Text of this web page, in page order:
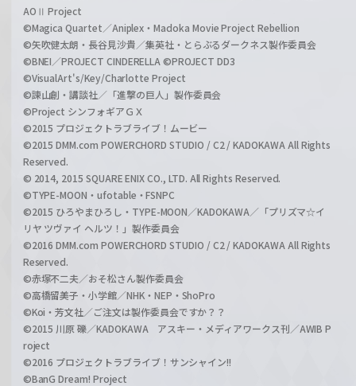
AOⅡ Project
©Magica Quartet／Aniplex・Madoka Movie Project Rebellion
©矢吹健太朗・長谷見沙貴／集英社・とらぶるダークネス製作委員会
©BNEI／PROJECT CINDERELLA ©PROJECT DD3
©VisualArt's/Key/Charlotte Project
©諫山創・講談社／「進撃の巨人」製作委員会
©Project シンフォギアＧＸ
©2015 プロジェクトラブライブ！ムービー
©2015 DMM.com POWERCHORD STUDIO / C2 / KADOKAWA All Rights
Reserved.
© 2014, 2015 SQUARE ENIX CO., LTD. All Rights Reserved.
©TYPE-MOON・ufotable・FSNPC
©2015 ひろやまひろし・TYPE-MOON／KADOKAWA／「プリズマ☆イ
リヤ ツヴァイ ヘルツ！」製作委員会
©2016 DMM.com POWERCHORD STUDIO / C2 / KADOKAWA All Rights
Reserved.
©赤塚不二夫／おそ松さん製作委員会
©高橋留美子・小学館／NHK・NEP・ShoPro
©Koi・芳文社／ご注文は製作委員会ですか？？
©2015 川原 礫／KADOKAWA アスキー・メディアワークス刊／AWIB P
roject
©2016 プロジェクトラブライブ！サンシャイン!!
©BanG Dream! Project